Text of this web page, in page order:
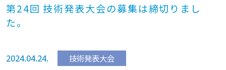
第24回 技術発表大会の募集は締切りまし
た。
2024.04.24. 技術発表大会